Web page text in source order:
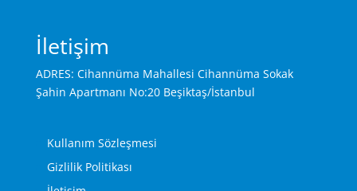
İletişim
ADRES: Cihannüma Mahallesi Cihannüma Sokak
Şahin Apartmanı No:20 Beşiktaş/İstanbul
Kullanım Sözleşmesi
Gizlilik Politikası